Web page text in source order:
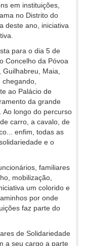
em instituições,
no Distrito do
deste ano, iniciativa
para o dia 5 de
Concelho da Póvoa
Maia,
ao Palácio de
da grande
Ao longo do percurso
carro, a cavalo, de
enfim, todas as
e o
familiares
mobilização,
um colorido e
por onde
faz parte do
de Solidariedade
a seu cargo a parte